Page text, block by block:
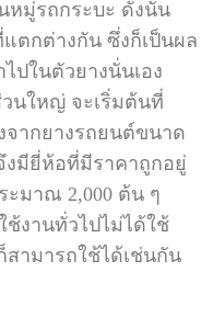
หมู่รถกระบะ ดังนั้น
ตกต่างกัน ซึ่งก็เป็นผล
ปในตัวยางนั่นเอง
นใหญ่ จะเริ่มต้นที่
จากยางรถยนต์ขนาด
มียี่ห้อที่มีราคาถูกอยู่
ะมาณ 2,000 ต้น ๆ
ช้งานทั่วไปไม่ได้ใช้
ามารถใช้ได้เช่นกัน